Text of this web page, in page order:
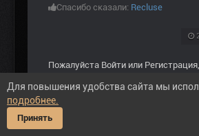
Спасибо сказали: Recluse
Пожалуйста Войти или Регистрация
Для повышения удобства сайта мы
подробнее.
Принять